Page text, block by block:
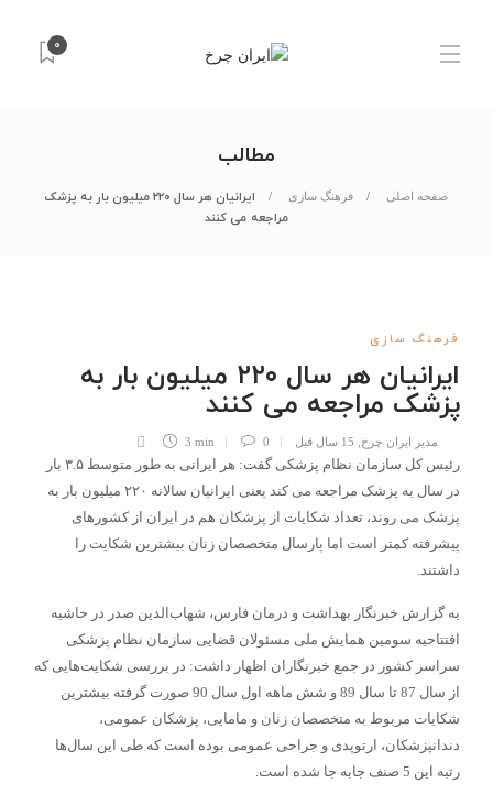
0
مطالب
صفحه اصلی فرهنگ سازی
ایرانیان هر سال ۲۲۰ میلیون بار به پزشک
مراجعه می کنند
فرهنگ سازی
ایرانیان هر سال ۲۲۰ میلیون بار به
پزشک مراجعه می کنند
مدیر ایران چرخ 15 سال قبل 0
3 min
رئیس کل سازمان نظام پزشکی گفت: هر ایرانی به طور متوسط ۳.۵ بار
در سال به پزشک مراجعه می کند یعنی ایرانیان سالانه ۲۲۰ میلیون بار به
پزشک می روند، تعداد شکایات از پزشکان هم در ایران از کشورهای
پیشرفته کمتر است اما پارسال متخصصان زنان بیشترین شکایت را
داشتند.
به گزارش خبرنگار بهداشت و درمان فارس، شهاب‌الدین صدر در حاشیه
افتتاحیه سومین همایش ملی مسئولان قضایی سازمان نظام پزشکی
سراسر کشور در جمع خبرنگاران اظهار داشت: در بررسی شکایت‌هایی که
از سال 87 تا سال 89 و شش ماهه اول سال 90 صورت گرفته بیشترین
شکایات مربوط به متخصصان زنان و مامایی، پزشکان عمومی،
دندانپزشکان، ارتوپدی و جراحی عمومی بوده است که طی این سال‌ها
رتبه این 5 صنف جابه جا شده است.